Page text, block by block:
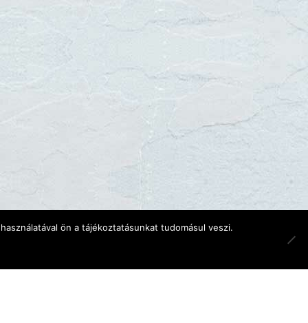
ön a tájékoztatásunkat tudomásul veszi.